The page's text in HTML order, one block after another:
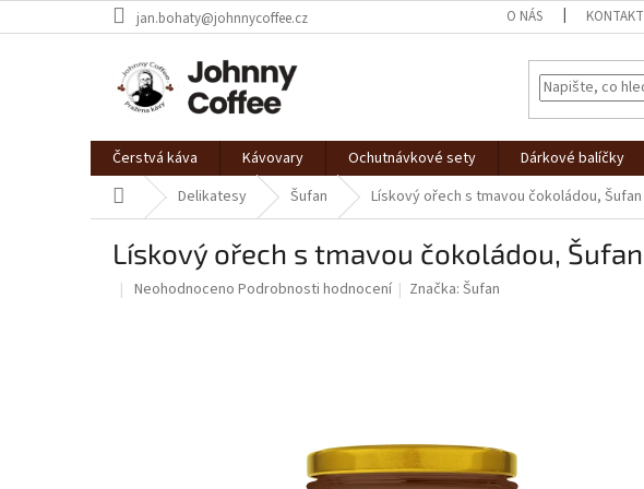
na
jan.bohaty@johnnycoffee.cz O NÁS KONTAKT
Čerstvá káva Kávovary Ochutnávkové sety Dárkové balíčky
Domů Delikatesy Šufan Lískový ořech s tmavou čokoládou, Šufan
Lískový ořech s tmavou čokoládou, Šufan
Průměrné
Neohodnoceno Podrobnosti hodnocení Značka:Šufan